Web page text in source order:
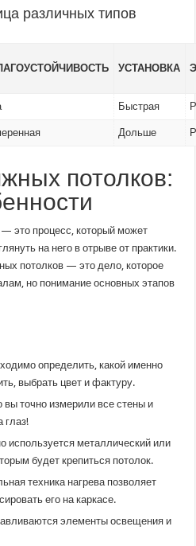
различных типов
УСТАНОВКА
Быстрая
Дольше
потолков:
— это процесс, который может
на него в отрыве от практики.
потолков — это дело, которое
но понимание основных этапов
определить, какой именно
выбрать цвет и фактуру.
вы точно измерили все стены и
глаз!
используется металлический или
будет крепиться потолок.
техника нагрева позволяет
его на каркасе.
элементы освещения и